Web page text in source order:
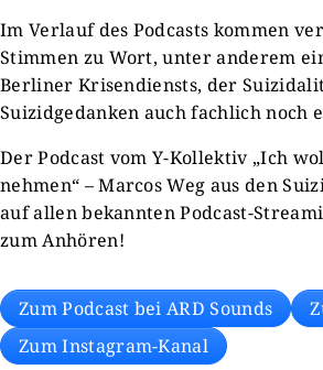
Im Verlauf des Podcasts kommen
Stimmen zu Wort, unter anderem
Berliner Krisendiensts, der
Suizidgedanken auch fachlich noch
Der Podcast vom Y-Kollektiv „Ich
nehmen“ – Marcos Weg aus den
auf allen bekannten Podcast-
zum Anhören!
Zum Podcast bei ARD Sounds
Zum Instagram-Kanal